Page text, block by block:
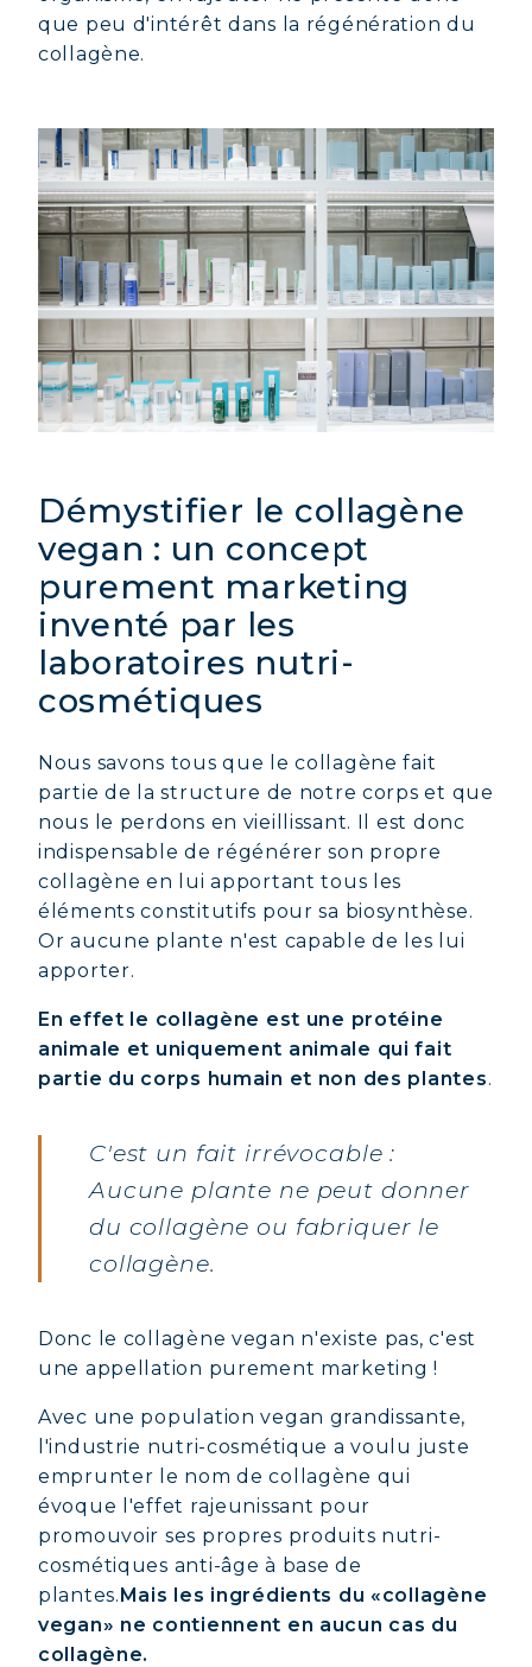
que peu d'intérêt dans la régénération du
collagène.
Démystifier le collagène
vegan : un concept
purement marketing
inventé par les
laboratoires nutri-
cosmétiques
Nous savons tous que le collagène fait
partie de la structure de notre corps et que
nous le perdons en vieillissant. Il est donc
indispensable de régénérer son propre
collagène en lui apportant tous les
éléments constitutifs pour sa biosynthèse.
Or aucune plante n'est capable de les lui
apporter.
En effet le collagène est une protéine
animale et uniquement animale qui fait
partie du corps humain et non des plantes.
C'est un fait irrévocable :
Aucune plante ne peut donner
du collagène ou fabriquer le
collagène.
Donc le collagène vegan n'existe pas, c'est
une appellation purement marketing !
Avec une population vegan grandissante,
l'industrie nutri-cosmétique a voulu juste
emprunter le nom de collagène qui
évoque l'effet rajeunissant pour
promouvoir ses propres produits nutri-
cosmétiques anti-âge à base de
plantes.Mais les ingrédients du «collagène
vegan» ne contiennent en aucun cas du
collagène.